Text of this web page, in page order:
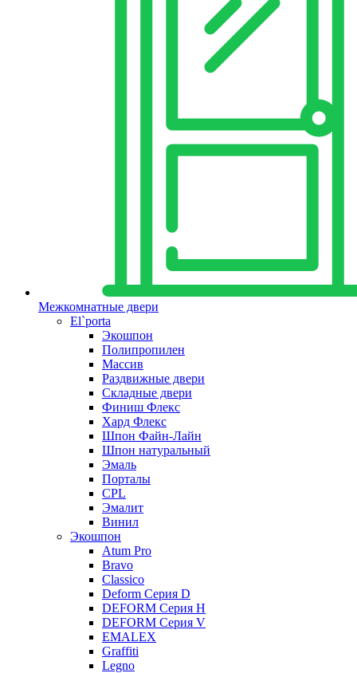
Межкомнатные двери
El`porta
Экошпон
Полипропилен
Массив
Раздвижные двери
Складные двери
Финиш Флекс
Хард Флекс
Шпон Файн-Лайн
Шпон натуральный
Эмаль
Порталы
CPL
Эмалит
Винил
Экошпон
Atum Pro
Bravo
Classico
Deform Серия D
DEFORM Серия H
DEFORM Серия V
EMALEX
Graffiti
Legno